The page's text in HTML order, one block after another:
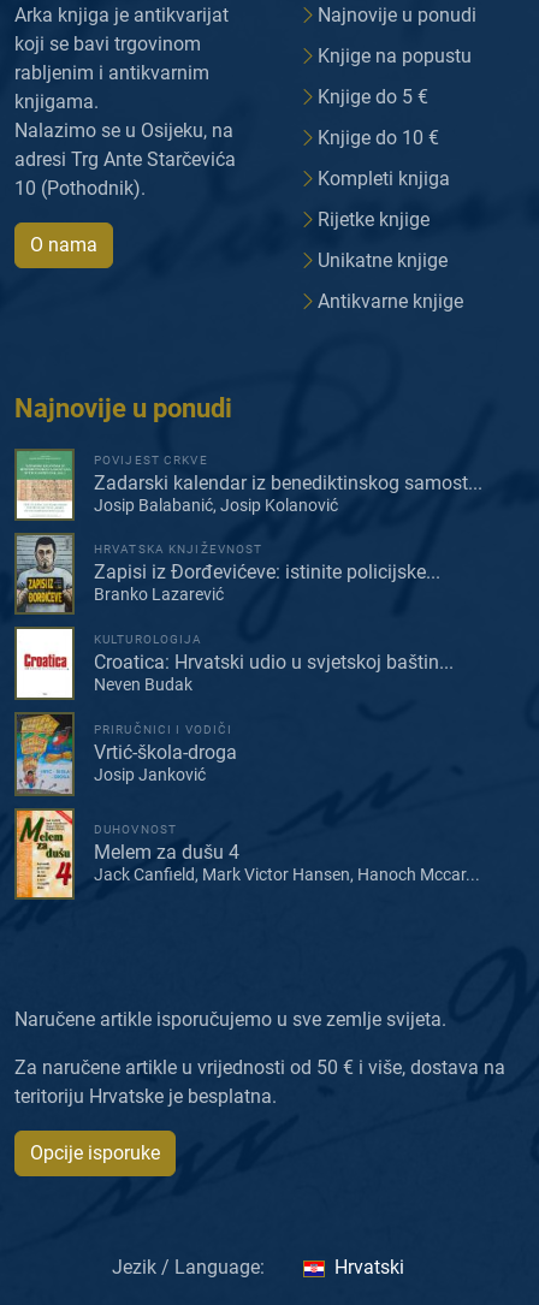
Arka knjiga je antikvarijat
koji se bavi trgovinom
rabljenim i antikvarnim
knjigama.
Nalazimo se u Osijeku, na
adresi Trg Ante Starčevića
10 (Pothodnik).
O nama
Najnovije u ponudi
Knjige na popustu
Knjige do 5 €
Knjige do 10 €
Kompleti knjiga
Rijetke knjige
Unikatne knjige
Antikvarne knjige
Najnovije u ponudi
POVIJEST CRKVE
Zadarski kalendar iz benediktinskog samost...
Josip Balabanić, Josip Kolanović
HRVATSKA KNJIŽEVNOST
Zapisi iz Đorđevićeve: istinite policijske...
Branko Lazarević
KULTUROLOGIJA
Croatica: Hrvatski udio u svjetskoj baštin...
Neven Budak
PRIRUČNICI I VODIČI
Vrtić-škola-droga
Josip Janković
DUHOVNOST
Melem za dušu 4
Jack Canfield, Mark Victor Hansen, Hanoch Mccar...
Naručene artikle isporučujemo u sve zemlje svijeta.
Za naručene artikle u vrijednosti od 50 € i više, dostava na
teritoriju Hrvatske je besplatna.
Opcije isporuke
Jezik / Language: Hrvatski